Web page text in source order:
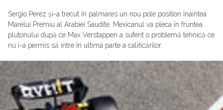
Sergio Perez și-a trecut în palmares un nou pole position înaintea
Marelui Premiu al Arabiei Saudite. Mexicanul va pleca în fruntea
plutonului după ce Max Verstappen a suferit o problemă tehnică ce
nu i-a permis să intre în ultima parte a calificărilor.